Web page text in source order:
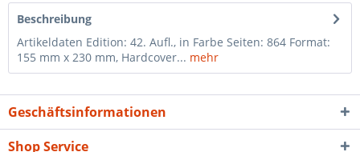
Beschreibung
Artikeldaten Edition: 42. Aufl., in Farbe Seiten: 864 Format:
155 mm x 230 mm, Hardcover... mehr
Geschäftsinformationen
Shop Service